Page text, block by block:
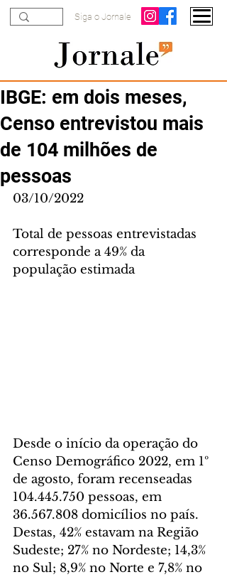
Siga o Jornale
IBGE: em dois meses,
Censo entrevistou mais
de 104 milhões de
pessoas
03/10/2022
Total de pessoas entrevistadas
corresponde a 49% da
população estimada
Desde o início da operação do
Censo Demográfico 2022, em 1º
de agosto, foram recenseadas
104.445.750 pessoas, em
36.567.808 domicílios no país.
Destas, 42% estavam na Região
Sudeste; 27% no Nordeste; 14,3%
no Sul; 8,9% no Norte e 7,8% no